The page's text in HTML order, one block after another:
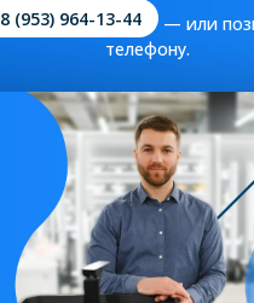
8 (953) 964-13-44
— или
телефону.